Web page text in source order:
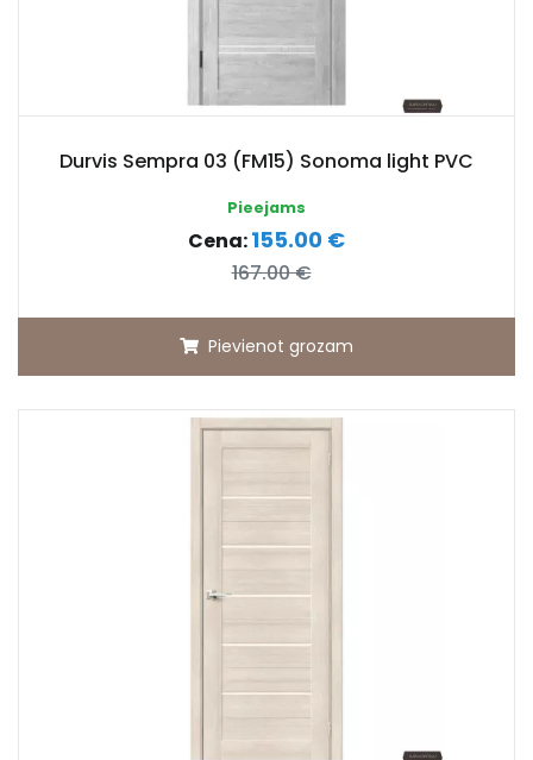
Durvis Sempra 03 (FM15) Sonoma light PVC
Pieejams
Cena:155.00 €
167.00 €
Pievienot grozam